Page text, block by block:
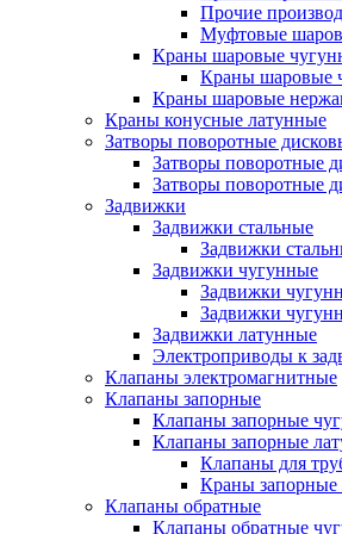
Прочие
Муфтовые
Краны шаровые
Краны шаровые
Краны шаровые
Краны конусные латунные
Затворы поворотные
Затворы поворотные
Затворы поворотные
Задвижки
Задвижки стальные
Задвижки
Задвижки чугунные
Задвижки
Задвижки
Задвижки латунные
Электроприводы к
Клапаны электромагнитные
Клапаны запорные
Клапаны запорные
Клапаны запорные
Клапаны для
Краны запорные
Клапаны обратные
Клапаны обратные